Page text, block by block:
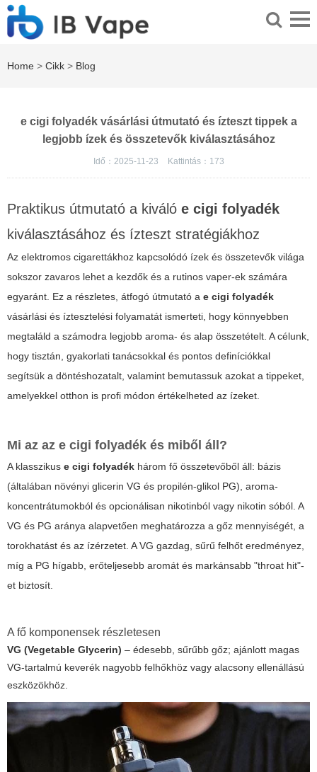
Home > Cikk > Blog
e cigi folyadék vásárlási útmutató és ízteszt tippek a
legjobb ízek és összetevők kiválasztásához
Idő：2025-11-23 Kattintás： 173
Praktikus útmutató a kiváló e cigi folyadék
kiválasztásához és ízteszt stratégiákhoz
Az elektromos cigarettákhoz kapcsolódó ízek és összetevők világa
sokszor zavaros lehet a kezdők és a rutinos vaper-ek számára
egyaránt. Ez a részletes, átfogó útmutató a e cigi folyadék
vásárlási és íztesztelési folyamatát ismerteti, hogy könnyebben
megtaláld a számodra legjobb aroma- és alap összetételt. A célunk,
hogy tisztán, gyakorlati tanácsokkal és pontos definíciókkal
segítsük a döntéshozatalt, valamint bemutassuk azokat a tippeket,
amelyekkel otthon is profi módon értékelheted az ízeket.
Mi az az e cigi folyadék és miből áll?
A klasszikus e cigi folyadék három fő összetevőből áll: bázis
(általában növényi glicerin VG és propilén-glikol PG), aroma-
koncentrátumokból és opcionálisan nikotinból vagy nikotin sóból. A
VG és PG aránya alapvetően meghatározza a gőz mennyiségét, a
torokhatást és az ízérzetet. A VG gazdag, sűrű felhőt eredményez,
míg a PG hígabb, erőteljesebb aromát és markánsabb "throat hit"-
et biztosít.
A fő komponensek részletesen
VG (Vegetable Glycerin) – édesebb, sűrűbb gőz; ajánlott magas
VG-tartalmú keverék nagyobb felhőkhöz vagy alacsony ellenállású
eszközökhöz.